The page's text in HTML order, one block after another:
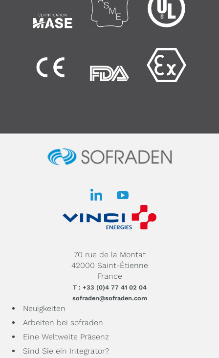
70 rue de la Montat
42000 Saint-Étienne
France
T : +33 (0)4 77 41 02 04
sofraden@sofraden.com
Neuigkeiten
Arbeiten bei sofraden
Eine Weltweite Präsenz
Sind Sie ein Integrator?